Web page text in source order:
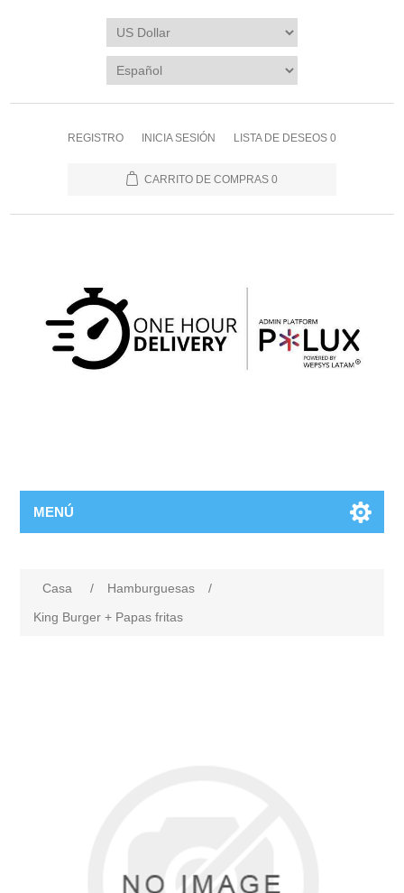
REGISTRO INICIA SESIÓN LISTA DE DESEOS 0
CARRITO DE COMPRAS 0
MENÚ
Casa / Hamburguesas
/
King Burger + Papas fritas